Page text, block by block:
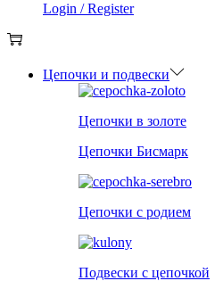
Login / Register
Цепочки и подвески
Цепочки в золоте
Цепочки Бисмарк
Цепочки с родием
Подвески с цепочкой